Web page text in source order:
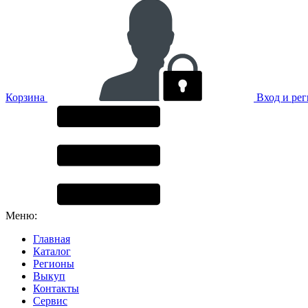
Корзина Вход и
Меню:
Главная
Каталог
Регионы
Выкуп
Контакты
Сервис